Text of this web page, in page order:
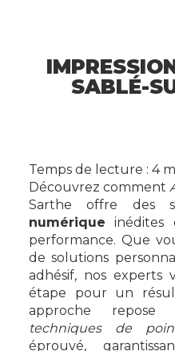
EN
SABLÉ-
Temps de lecture : 4
Découvrez comment
Sarthe offre des
numérique inédites
performance. Que
de solutions
adhésif, nos experts
étape pour un
approche
techniques de
éprouvé,